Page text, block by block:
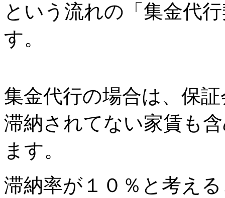
という流れの「集金代
す。
集金代行の場合は、保
滞納されてない家賃も
ます。
滞納率が１０％と考え